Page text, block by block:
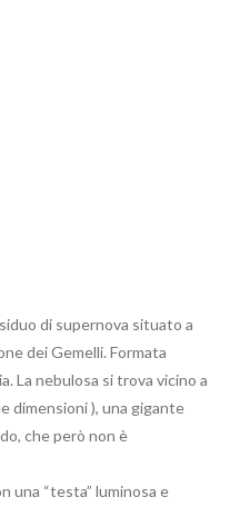
di supernova situato a
dei Gemelli. Formata
La nebulosa si trova vicino a
dimensioni ), una gigante
che però non è
una “testa” luminosa e